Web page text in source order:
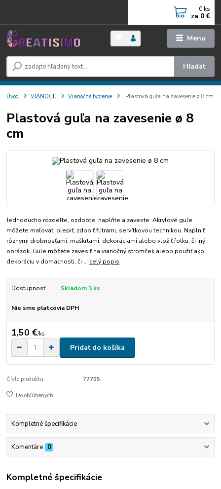
Menu
Hľadať
0 ks
za 0 €
Úvod VIANOCE Vianočné tvorenie Plastová guľa na zavesenie ø 8 cm
Plastová guľa na zavesenie ø 8
cm
Jednoducho rozdeľte, ozdobte, naplňte a zaveste. Akrylové gule
môžete maľovať, olepiť, zdobiť flitrami, servítkovou technikou. Naplniť
rôznymi drobnosťami, maškrtami, dekoráciami alebo vložiť fotku, či iný
obrázok. Gule môžete zavesiť na vianočný stromček alebo použiť ako
dekoráciu v domácnosti, či ... celý popis
Dostupnosť Skladom 3 ks
Nie sme platcovia DPH
1,50 €/ks
Pridať do košíka
Číslo produktu: 77705
Do obľúbených
Kompletné špecifikácie
Komentáre 0
Kompletné špecifikácie